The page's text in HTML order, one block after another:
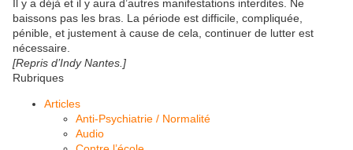
Il y a déjà et il y aura d’autres manifestations interdites. Ne
baissons pas les bras. La période est difficile, compliquée,
pénible, et justement à cause de cela, continuer de lutter est
nécessaire.
[Repris d’Indy Nantes.]
Rubriques
Articles
Anti-Psychiatrie / Normalité
Audio